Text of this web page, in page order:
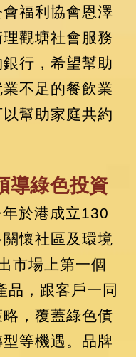
福利協會恩澤
觀塘社會服務
行，希望幫助
不足的餐飲業
幫助家庭共約
導綠色投資
於港成立130
懷社區及環境
市場上第一個
品，跟客戶一同
，覆蓋綠色債
等機遇。品牌